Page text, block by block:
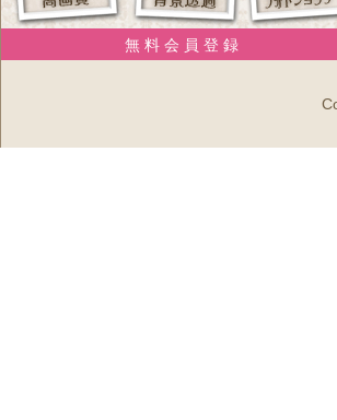
無 料 会 員 登 録